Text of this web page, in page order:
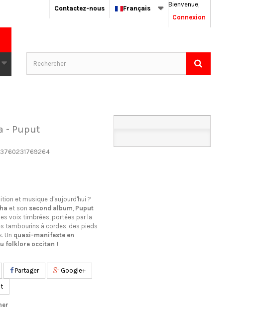
Bienvenue,
Connexion
Français
Contactez-nous
- Puput
3760231769264
et musique d'aujourd'hui ?
et son second album, Puput
voix timbrées, portées par la
tambourins à cordes, des pieds
Un quasi-manifeste en
folklore occitan !
Partager Google+